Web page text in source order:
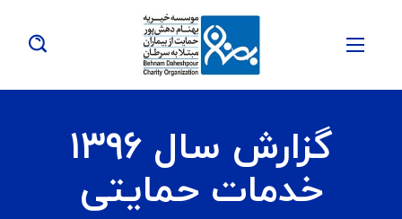
گزارش سال ۱۳۹۶
خدمات حمایتی